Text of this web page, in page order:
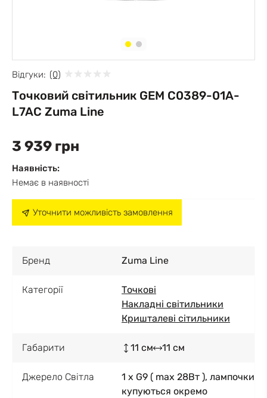
Відгуки: (0)
Точковий світильник GEM C0389-01A-
L7AC Zuma Line
3 939 грн
Наявність:
Немає в наявності
Уточнити можливість замовлення
Бренд Zuma Line
Категорії
Точкові
Накладні світильники
Кришталеві сітильники
Габарити 11 см 11 см
Джерело Світла
1 x G9 ( max 28Вт ), лампочки
купуються окремо